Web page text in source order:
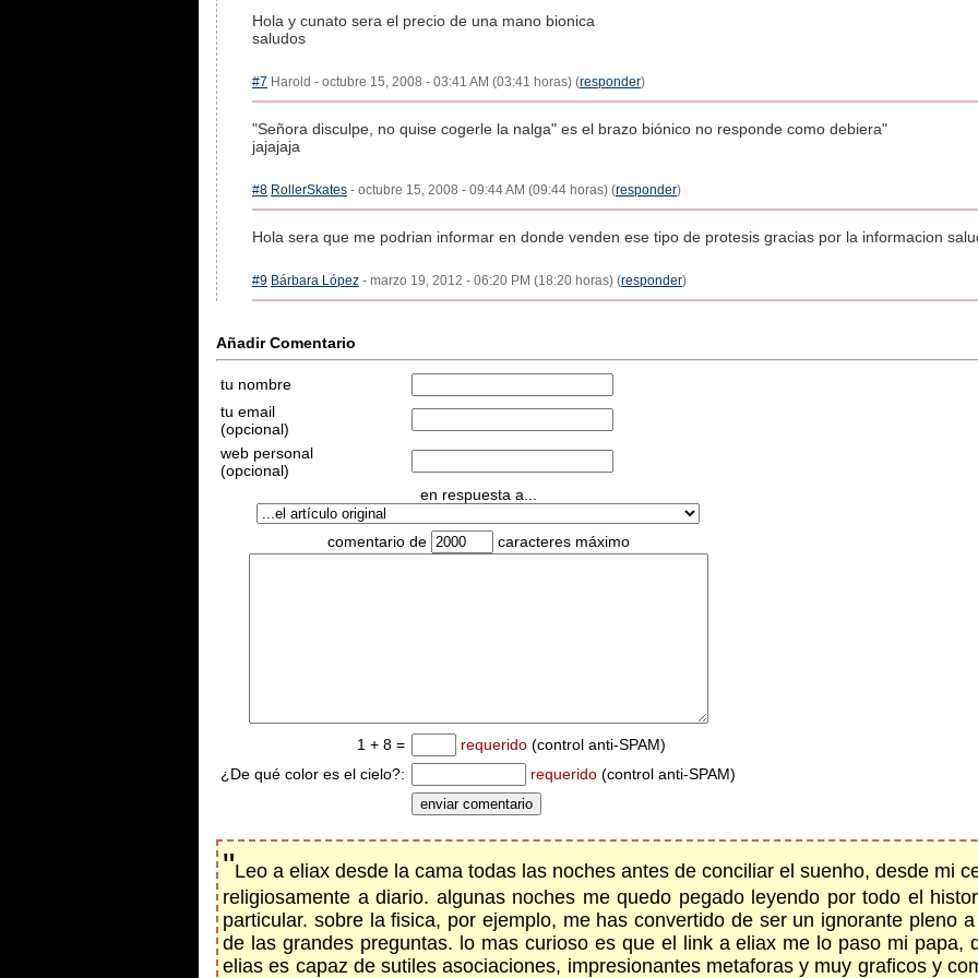
Hola y cunato sera el precio de una mano bionica
saludos
#7 Harold - octubre 15, 2008 - 03:41 AM (03:41 horas) (responder)
"Señora disculpe, no quise cogerle la nalga" es el brazo biónico no responde como debiera"
jajajaja
#8 RollerSkates - octubre 15, 2008 - 09:44 AM (09:44 horas) (responder)
Hola sera que me podrian informar en donde venden ese tipo de protesis gracias por la informacion
#9 Bárbara López - marzo 19, 2012 - 06:20 PM (18:20 horas) (responder)
Añadir Comentario
tu nombre
tu email
(opcional)
web personal
(opcional)
en respuesta a...
comentario de caracteres máximo
1 + 8 = requerido (control anti-SPAM)
¿De qué color es el cielo?:
requerido (control anti-SPAM)
"Leo a eliax desde la cama todas las noches antes de conciliar el suenho, desde mi
religiosamente a diario. algunas noches me quedo pegado leyendo por todo el
particular. sobre la fisica, por ejemplo, me has convertido de ser un ignorante pleno
de las grandes preguntas. lo mas curioso es que el link a eliax me lo paso mi papa,
elias es capaz de sutiles asociaciones, impresionantes metaforas y muy graficos y